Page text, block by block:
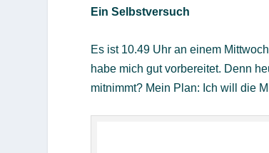
Ein Selbstversuch
Es ist 10.49 Uhr an einem
habe mich gut vorbereitet. Denn
mitnimmt? Mein Plan: Ich will die